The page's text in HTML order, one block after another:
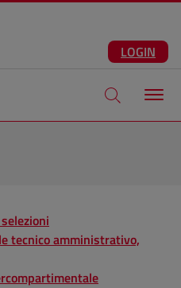
LOGIN
Apri modale
tecnico amministrativo,